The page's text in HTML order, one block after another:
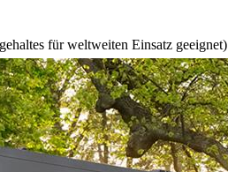
für weltweiten Einsatz geeignet)